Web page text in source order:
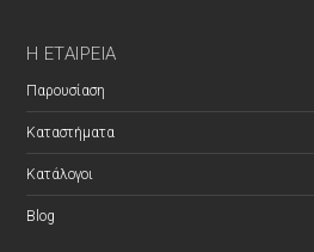
Η ΕΤΑΙΡΕΊΑ
Παρουσίαση
Καταστήματα
Κατάλογοι
Blog